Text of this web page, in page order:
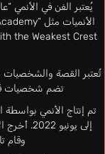
يُعتبر الفن في
تُعتبر القصة والشخصيات
تضم شخصيات
إلى يونيو
وقام